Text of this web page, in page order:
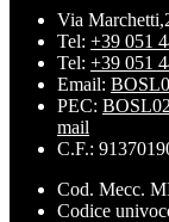
Via
Tel: +39 051
Tel: +39 051
Email:
PEC:
mail
C.F.:
Cod. Mecc.
Codice